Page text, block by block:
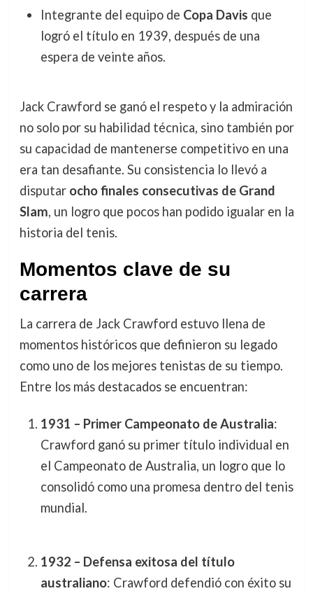
Integrante del equipo de Copa Davis que
logró el título en 1939, después de una
espera de veinte años.
Jack Crawford se ganó el respeto y la admiración
no solo por su habilidad técnica, sino también por
su capacidad de mantenerse competitivo en una
era tan desafiante. Su consistencia lo llevó a
disputar ocho finales consecutivas de Grand
Slam, un logro que pocos han podido igualar en la
historia del tenis.
Momentos clave de su
carrera
La carrera de Jack Crawford estuvo llena de
momentos históricos que definieron su legado
como uno de los mejores tenistas de su tiempo.
Entre los más destacados se encuentran:
1931 – Primer Campeonato de Australia:
Crawford ganó su primer título individual en
el Campeonato de Australia, un logro que lo
consolidó como una promesa dentro del tenis
mundial.
1932 – Defensa exitosa del título
australiano: Crawford defendió con éxito su